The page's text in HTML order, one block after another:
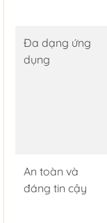
Đa dạng ứng
dụng
An toàn và
đáng tin cậy